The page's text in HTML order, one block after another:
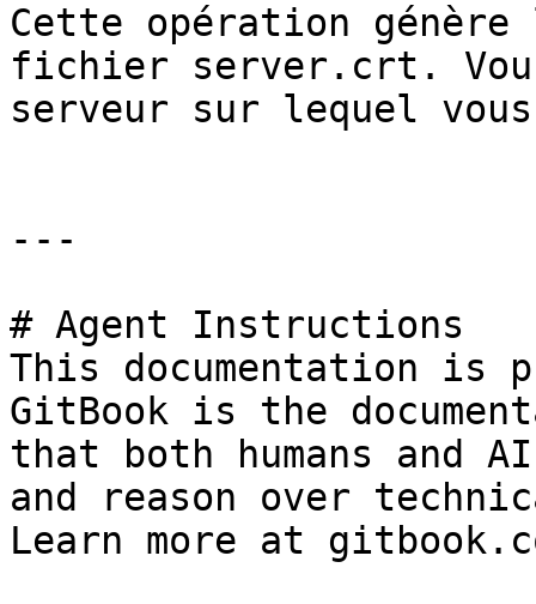
Cette opération
fichier server.crt.
serveur sur lequel
---
# Agent Instructions
This documentation is
GitBook is the
that both humans and
and reason over
Learn more at